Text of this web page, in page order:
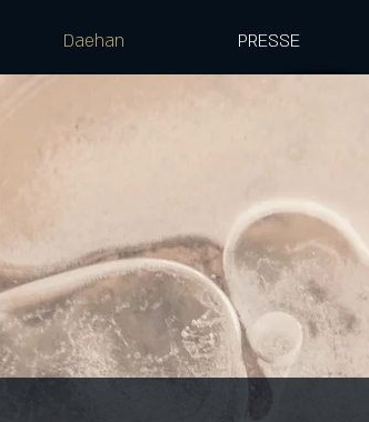
Daehan PRESSE